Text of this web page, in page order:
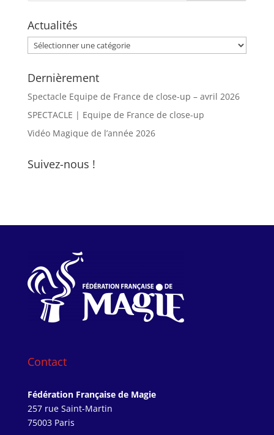
Actualités
Actualités
Dernièrement
Spectacle Equipe de France de close-up – avril 2026
SPECTACLE | Equipe de France de close-up
Vidéo Magique de l’année 2026
Suivez-nous !
Contact
Fédération Française de Magie
257 rue Saint-Martin
75003 Paris